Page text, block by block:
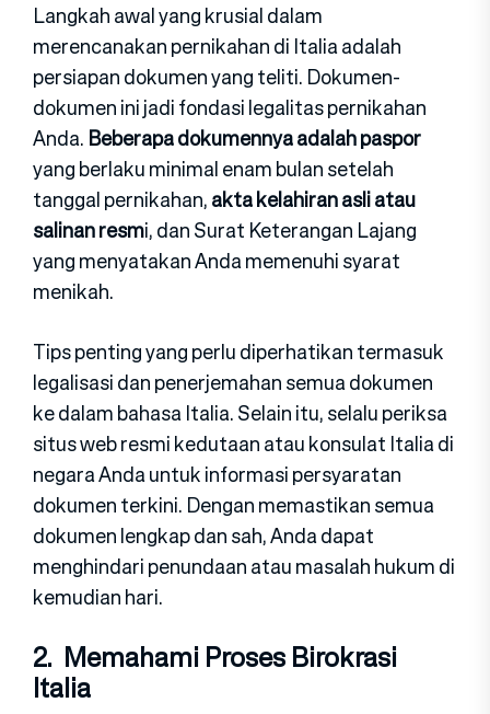
Langkah awal yang krusial dalam
merencanakan pernikahan di Italia adalah
persiapan dokumen yang teliti. Dokumen-
dokumen ini jadi fondasi legalitas pernikahan
Anda. Beberapa dokumennya adalah paspor
yang berlaku minimal enam bulan setelah
tanggal pernikahan,akta kelahiran asli atau
salinan resmi, dan Surat Keterangan Lajang
yang menyatakan Anda memenuhi syarat
menikah.
Tips penting yang perlu diperhatikan termasuk
legalisasi dan penerjemahan semua dokumen
ke dalam bahasa Italia. Selain itu, selalu periksa
situs web resmi kedutaan atau konsulat Italia di
negara Anda untuk informasi persyaratan
dokumen terkini. Dengan memastikan semua
dokumen lengkap dan sah, Anda dapat
menghindari penundaan atau masalah hukum di
kemudian hari.
2. Memahami Proses Birokrasi
Italia